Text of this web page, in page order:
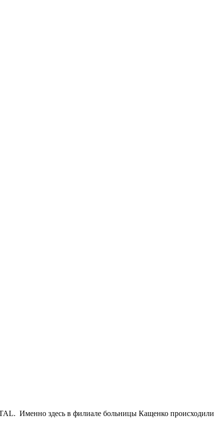
Именно здесь в филиале больницы Кащенко происходили